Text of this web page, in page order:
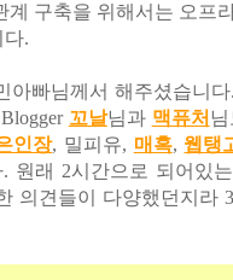
계 구축을 위해서는 오프
.
아빠님께서 해주셨습니
꼬날님과 맥퓨처
인장, 밀피유, 매혹, 웹탱
원래 2시간으로 되어있
의견들이 다양했던지라